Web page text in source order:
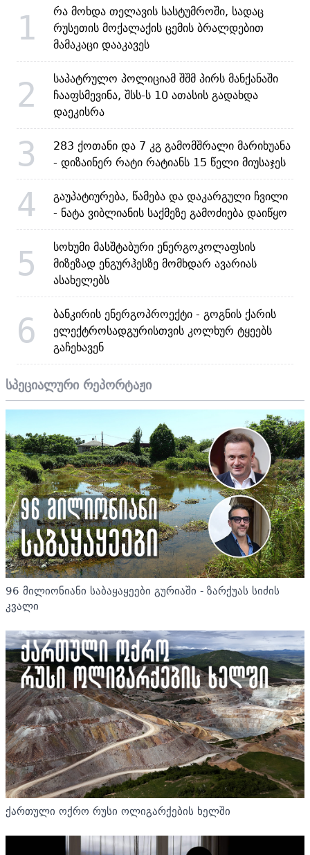
1
რა მოხდა თელავის სასტუმროში, სადაც
რუსეთის მოქალაქის ცემის ბრალდებით
მამაკაცი დააკავეს
2
საპატრულო პოლიციამ შშმ პირს მანქანაში
ჩააფსმევინა, შსს-ს 10 ათასის გადახდა
დაეკისრა
3
283 ქოთანი და 7 კგ გამომშრალი მარიხუანა
- დიზაინერ რატი რატიანს 15 წელი მიუსაჯეს
4
გაუპატიურება, წამება და დაკარგული ჩვილი
- ნატა ვიბლიანის საქმეზე გამოძიება დაიწყო
5
სოხუმი მასშტაბური ენერგოკოლაფსის
მიზეზად ენგურჰესზე მომხდარ ავარიას
ასახელებს
6
ბანკირის ენერგოპროექტი - გოგნის ქარის
ელექტროსადგურისთვის კოლხურ ტყეებს
გაჩეხავენ
სპეციალური რეპორტაჟი
96 მილიონიანი საბაყაყეები გურიაში - ზარქუას სიძის
კვალი
ქართული ოქრო რუსი ოლიგარქების ხელში